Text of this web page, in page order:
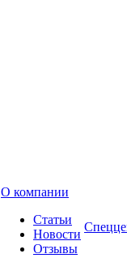
О компании
Статьи
Новости
Отзывы